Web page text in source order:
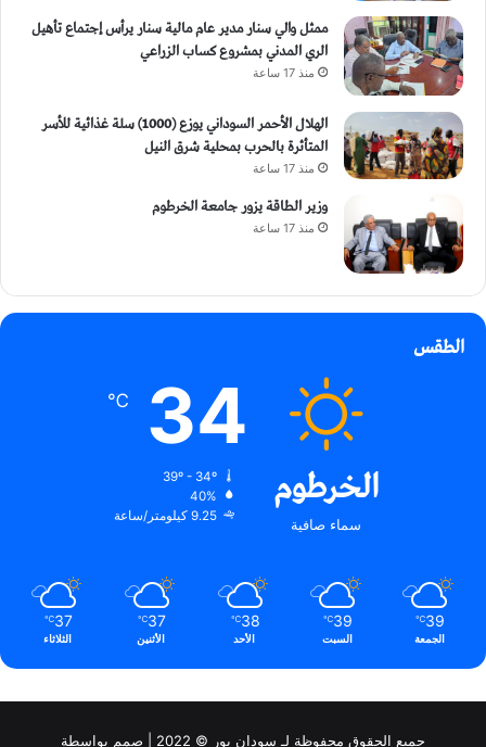
ممثل والي سنار مدير عام مالية سنار يرأس إجتماع تأهيل
الري المدني بمشروع كساب الزراعي
منذ 17 ساعة
الهلال الأحمر السوداني يوزع (1000) سلة غذائية للأسر
المتأثرة بالحرب بمحلية شرق النيل
منذ 17 ساعة
وزير الطاقة يزور جامعة الخرطوم
منذ 17 ساعة
الطقس
الخرطوم
سماء صافية
34
℃
40%
9.25 كيلومتر/ساعة
39
℃
الجمعة
39
℃
السبت
38
℃
الأحد
37
℃
الأثنين
37
℃
الثلاثاء
جميع الحقوق محفوظة لـ سودان بور © 2022 | صمم بواسطة